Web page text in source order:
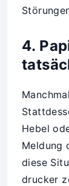
4.
Hebel
Meldung
diese
drucker